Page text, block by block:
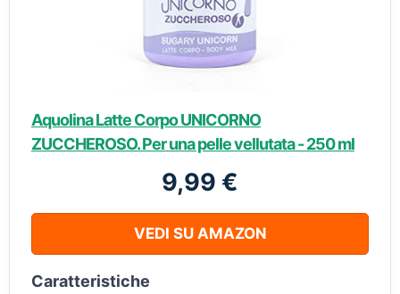
Aquolina Latte Corpo UNICORNO
ZUCCHEROSO. Per una pelle vellutata - 250 ml
9,99 €
VEDI SU AMAZON
Caratteristiche